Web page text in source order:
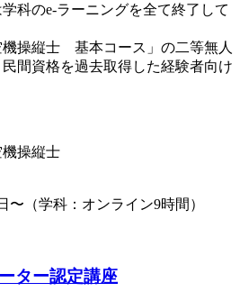
科のe-ラーニングを全て終了して
機操縦士 基本コース」の二等無人
間資格を過去取得した経験者向け
操縦士
〜（学科：オンライン9時間）
ター認定講座